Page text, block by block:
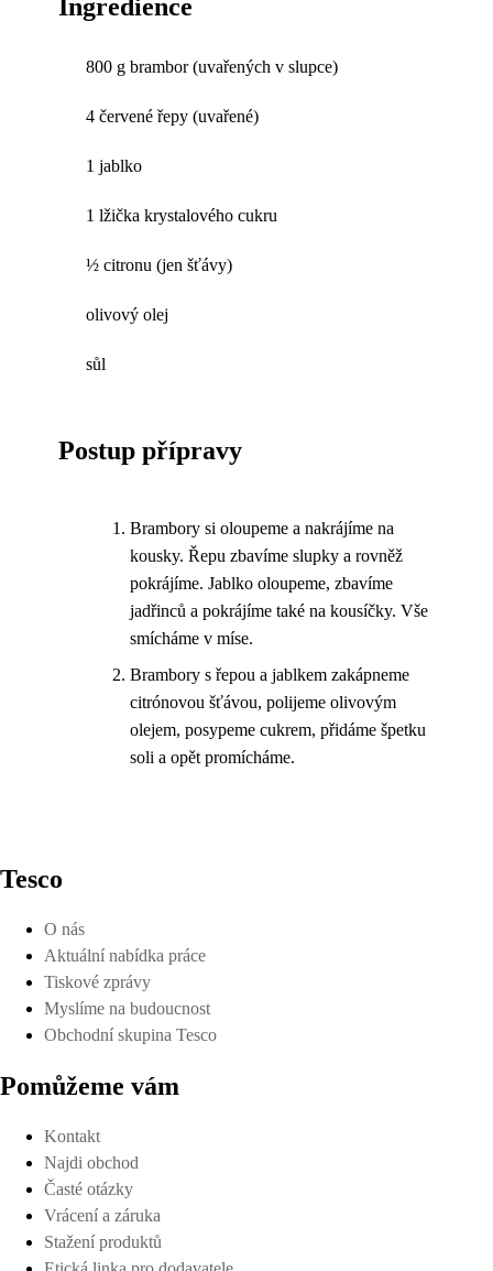
Ingredience
800 g brambor (uvařených v slupce)
4 červené řepy (uvařené)
1 jablko
1 lžička krystalového cukru
½ citronu (jen šťávy)
olivový olej
sůl
Postup přípravy
Brambory si oloupeme a nakrájíme na
kousky. Řepu zbavíme slupky a rovněž
pokrájíme. Jablko oloupeme, zbavíme
jadřinců a pokrájíme také na kousíčky. Vše
smícháme v míse.
Brambory s řepou a jablkem zakápneme
citrónovou šťávou, polijeme olivovým
olejem, posypeme cukrem, přidáme špetku
soli a opět promícháme.
Tesco
O nás
Aktuální nabídka práce
Tiskové zprávy
Myslíme na budoucnost
Obchodní skupina Tesco
Pomůžeme vám
Kontakt
Najdi obchod
Časté otázky
Vrácení a záruka
Stažení produktů